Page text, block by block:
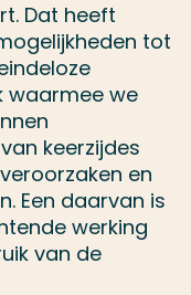
Dat heeft
tot
waarmee we
keerzijdes
en
Een daarvan is
werking
van de